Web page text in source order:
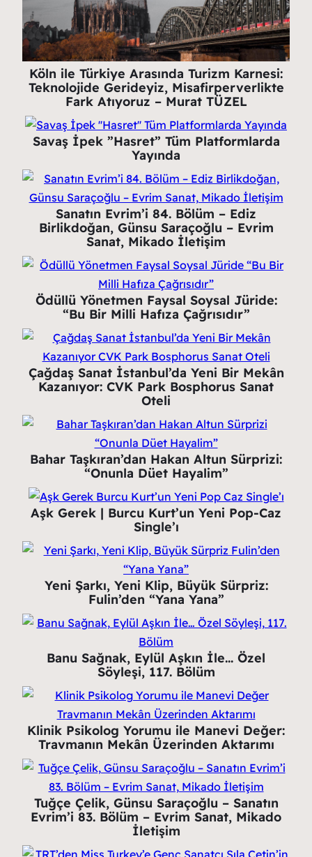
Köln ile Türkiye Arasında Turizm Karnesi:
Teknolojide Gerideyiz, Misafirperverlikte
Fark Atıyoruz – Murat TÜZEL
Savaş İpek ”Hasret” Tüm Platformlarda
Yayında
Sanatın Evrim’i 84. Bölüm – Ediz
Birlikdoğan, Günsu Saraçoğlu – Evrim
Sanat, Mikado İletişim
Ödüllü Yönetmen Faysal Soysal Jüride:
“Bu Bir Milli Hafıza Çağrısıdır”
Çağdaş Sanat İstanbul’da Yeni Bir Mekân
Kazanıyor: CVK Park Bosphorus Sanat
Oteli
Bahar Taşkıran’dan Hakan Altun Sürprizi:
“Onunla Düet Hayalim”
Aşk Gerek | Burcu Kurt’un Yeni Pop-Caz
Single’ı
Yeni Şarkı, Yeni Klip, Büyük Sürpriz:
Fulin’den “Yana Yana”
Banu Sağnak, Eylül Aşkın İle… Özel
Söyleşi, 117. Bölüm
Klinik Psikolog Yorumu ile Manevi Değer:
Travmanın Mekân Üzerinden Aktarımı
Tuğçe Çelik, Günsu Saraçoğlu – Sanatın
Evrim’i 83. Bölüm – Evrim Sanat, Mikado
İletişim